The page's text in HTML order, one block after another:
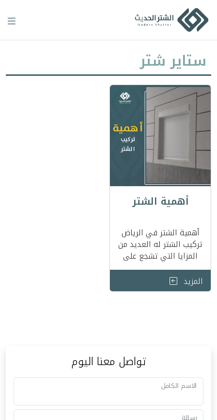
content
ستاير شتر
أهمية الشتر
أهمية الشتر في الرياض
تركيب الشتر له العديد من
المزايا التي تشجع على
تركيبه ومنها : 1- عازل
للصوت 2- … المزيد
تواصل معنا اليوم
الاسم الكامل